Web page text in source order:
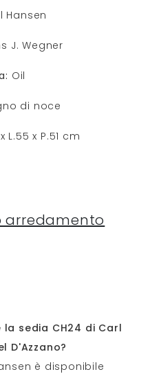
Hansen
J. Wegner
Oil
di noce
L.55 x P.51 cm
arredamento
sedia CH24 di Carl
D'Azzano?
è disponibile